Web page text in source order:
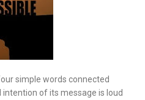
simple words connected
of its message is loud